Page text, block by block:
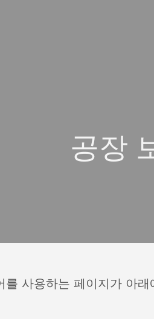
공장
를 사용하는 페이지가 아래